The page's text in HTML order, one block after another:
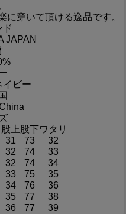
に穿いて頂ける逸品です。
ド
JAPAN
イビー
股上股下 ワタリ
31 73
32
32 74
33
32 74
34
33 75
35
34 76
36
35 77
38
36 77 39